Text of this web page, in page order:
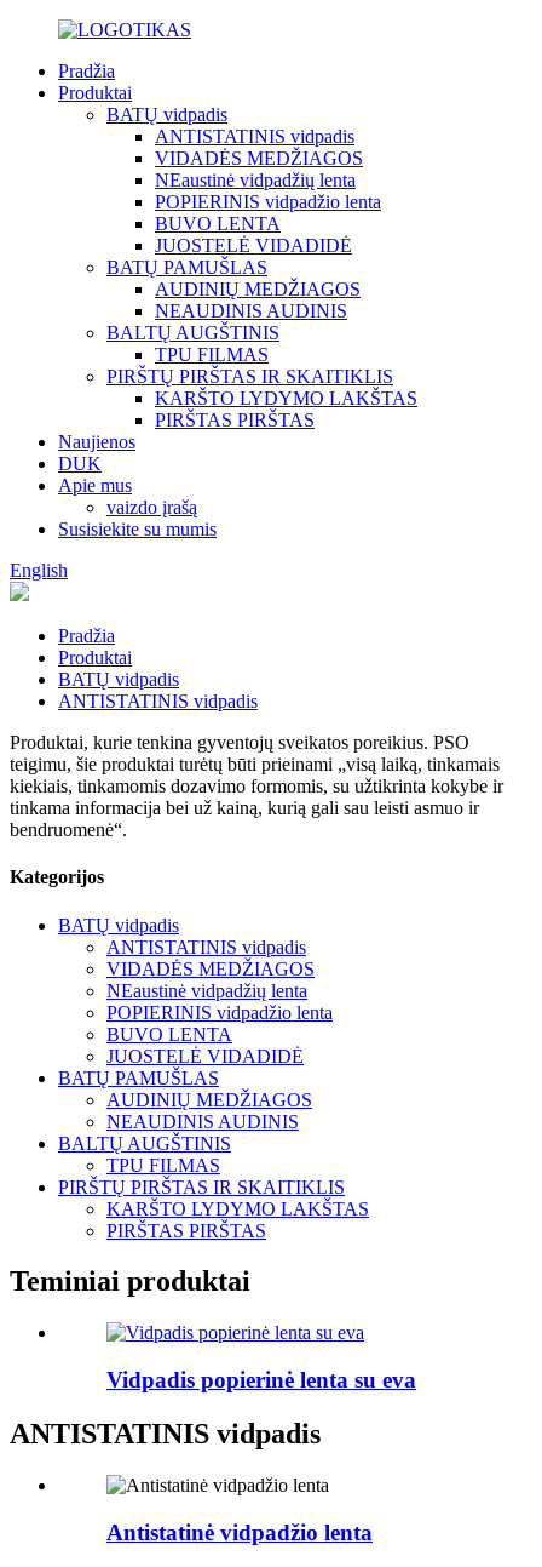
Pradžia
Produktai
BATŲ vidpadis
ANTISTATINIS vidpadis
VIDADĖS MEDŽIAGOS
NEaustinė vidpadžių lenta
POPIERINIS vidpadžio lenta
BUVO LENTA
JUOSTELĖ VIDADIDĖ
BATŲ PAMUŠLAS
AUDINIŲ MEDŽIAGOS
NEAUDINIS AUDINIS
BALTŲ AUGŠTINIS
TPU FILMAS
PIRŠTŲ PIRŠTAS IR SKAITIKLIS
KARŠTO LYDYMO LAKŠTAS
PIRŠTAS PIRŠTAS
Naujienos
DUK
Apie mus
vaizdo įrašą
Susisiekite su mumis
English
Pradžia
Produktai
BATŲ vidpadis
ANTISTATINIS vidpadis
Produktai, kurie tenkina gyventojų sveikatos poreikius. PSO
teigimu, šie produktai turėtų būti prieinami „visą laiką, tinkamais
kiekiais, tinkamomis dozavimo formomis, su užtikrinta kokybe ir
tinkama informacija bei už kainą, kurią gali sau leisti asmuo ir
bendruomenė“.
Kategorijos
BATŲ vidpadis
ANTISTATINIS vidpadis
VIDADĖS MEDŽIAGOS
NEaustinė vidpadžių lenta
POPIERINIS vidpadžio lenta
BUVO LENTA
JUOSTELĖ VIDADIDĖ
BATŲ PAMUŠLAS
AUDINIŲ MEDŽIAGOS
NEAUDINIS AUDINIS
BALTŲ AUGŠTINIS
TPU FILMAS
PIRŠTŲ PIRŠTAS IR SKAITIKLIS
KARŠTO LYDYMO LAKŠTAS
PIRŠTAS PIRŠTAS
Teminiai produktai
Vidpadis popierinė lenta su eva
ANTISTATINIS vidpadis
Antistatinė vidpadžio lenta